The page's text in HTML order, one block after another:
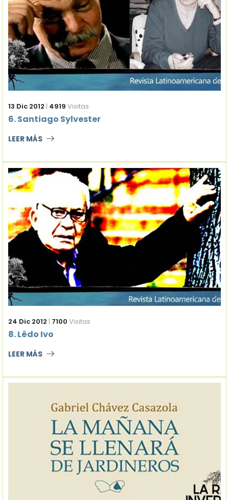
13 Dic 2012 | 4919 Visitas
6. Santiago Sylvester
LEER MÁS
24 Dic 2012 | 7100 Visitas
8. Lêdo Ivo
LEER MÁS